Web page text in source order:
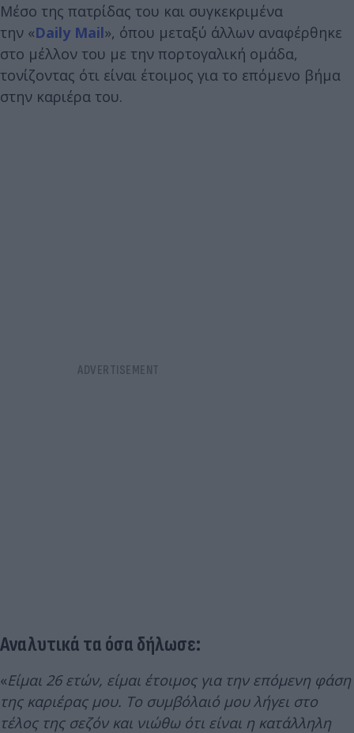
Μέσο της πατρίδας του και συγκεκριμένα
την «Daily Mail», όπου μεταξύ άλλων αναφέρθηκε
στο μέλλον του με την πορτογαλική ομάδα,
τονίζοντας ότι είναι έτοιμος για το επόμενο βήμα
στην καριέρα του.
Αναλυτικά τα όσα δήλωσε:
«Είμαι 26 ετών, είμαι έτοιμος για την επόμενη φάση
της καριέρας μου. Το συμβόλαιό μου λήγει στο
τέλος της σεζόν και νιώθω ότι είναι η κατάλληλη